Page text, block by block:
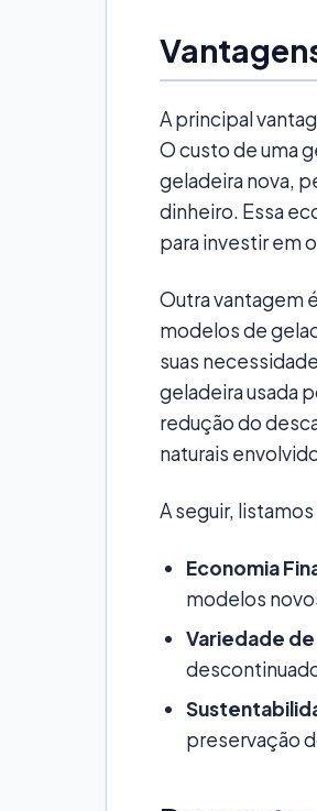
A principal
O custo de uma
geladeira nova,
dinheiro. Essa
para investir em
Outra vantagem
modelos de
suas
geladeira usada
redução do
naturais
A seguir,
Economia
modelos
Variedade
preservação